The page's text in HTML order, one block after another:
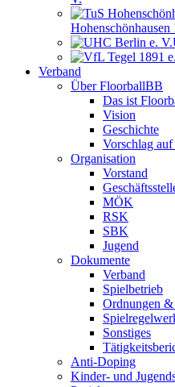
Hohenschönhausen
Verband
Über FloorballBB
Das ist
Vision
Geschichte
Vorschlag
Organisation
Vorstand
MÖK
RSK
SBK
Jugend
Dokumente
Verband
Spielbetrieb
Ordnungen
Sonstiges
Anti-Doping
Kinder- und